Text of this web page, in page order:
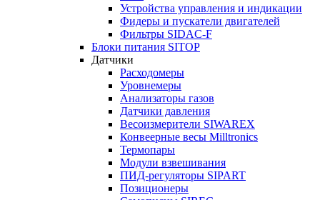
Устройства управления и индикации
Фидеры и пускатели двигателей
Фильтры SIDAC-F
Блоки питания SITOP
Датчики
Расходомеры
Уровнемеры
Анализаторы газов
Датчики давления
Весоизмерители SIWAREX
Конвеерные весы Milltronics
Термопары
Модули взвешивания
ПИД-регуляторы SIPART
Позиционеры